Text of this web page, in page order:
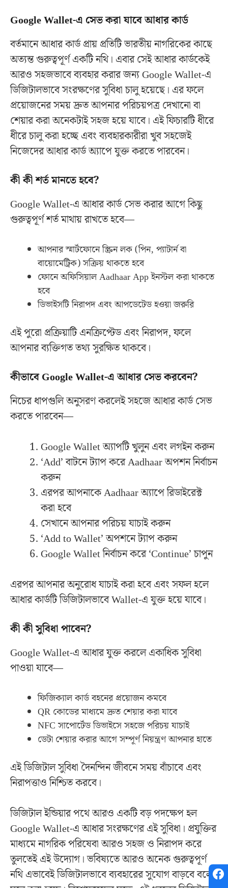
Google Wallet-এ সেভ করা যাবে আধার কার্ড
বর্তমানে আধার কার্ড প্রায় প্রতিটি ভারতীয় নাগরিকের কাছে
অত্যন্ত গুরুত্বপূর্ণ একটি নথি। এবার সেই আধার কার্ডকেই
আরও সহজভাবে ব্যবহার করার জন্য Google Wallet-এ
ডিজিটালভাবে সংরক্ষণের সুবিধা চালু হয়েছে। এর ফলে
প্রয়োজনের সময় দ্রুত আপনার পরিচয়পত্র দেখানো বা
শেয়ার করা অনেকটাই সহজ হয়ে যাবে। এই ফিচারটি ধীরে
ধীরে চালু করা হচ্ছে এবং ব্যবহারকারীরা খুব সহজেই
নিজেদের আধার কার্ড অ্যাপে যুক্ত করতে পারবেন।
কী কী শর্ত মানতে হবে?
Google Wallet-এ আধার কার্ড সেভ করার আগে কিছু
গুরুত্বপূর্ণ শর্ত মাথায় রাখতে হবে—
আপনার স্মার্টফোনে স্ক্রিন লক (পিন, প্যাটার্ন বা
বায়োমেট্রিক) সক্রিয় থাকতে হবে
ফোনে অফিসিয়াল Aadhaar App ইনস্টল করা থাকতে
হবে
ডিভাইসটি নিরাপদ এবং আপডেটেড হওয়া জরুরি
এই পুরো প্রক্রিয়াটি এনক্রিপ্টেড এবং নিরাপদ, ফলে
আপনার ব্যক্তিগত তথ্য সুরক্ষিত থাকবে।
কীভাবে Google Wallet-এ আধার সেভ করবেন?
নিচের ধাপগুলি অনুসরণ করলেই সহজে আধার কার্ড সেভ
করতে পারবেন—
Google Wallet অ্যাপটি খুলুন এবং লগইন করুন
‘Add’ বাটনে ট্যাপ করে Aadhaar অপশন নির্বাচন
করুন
এরপর আপনাকে Aadhaar অ্যাপে রিডাইরেক্ট
করা হবে
সেখানে আপনার পরিচয় যাচাই করুন
‘Add to Wallet’ অপশনে ট্যাপ করুন
Google Wallet নির্বাচন করে ‘Continue’ চাপুন
এরপর আপনার অনুরোধ যাচাই করা হবে এবং সফল হলে
আধার কার্ডটি ডিজিটালভাবে Wallet-এ যুক্ত হয়ে যাবে।
কী কী সুবিধা পাবেন?
Google Wallet-এ আধার যুক্ত করলে একাধিক সুবিধা
পাওয়া যাবে—
ফিজিক্যাল কার্ড বহনের প্রয়োজন কমবে
QR কোডের মাধ্যমে দ্রুত শেয়ার করা যাবে
NFC সাপোর্টেড ডিভাইসে সহজে পরিচয় যাচাই
ডেটা শেয়ার করার আগে সম্পূর্ণ নিয়ন্ত্রণ আপনার হাতে
এই ডিজিটাল সুবিধা দৈনন্দিন জীবনে সময় বাঁচাবে এবং
নিরাপত্তাও নিশ্চিত করবে।
ডিজিটাল ইন্ডিয়ার পথে আরও একটি বড় পদক্ষেপ হল
Google Wallet-এ আধার সংরক্ষণের এই সুবিধা। প্রযুক্তির
মাধ্যমে নাগরিক পরিষেবা আরও সহজ ও নিরাপদ করে
তুলতেই এই উদ্যোগ। ভবিষ্যতে আরও অনেক গুরুত্বপূর্ণ
নথি এভাবেই ডিজিটালভাবে ব্যবহারের সুযোগ বাড়বে বলে